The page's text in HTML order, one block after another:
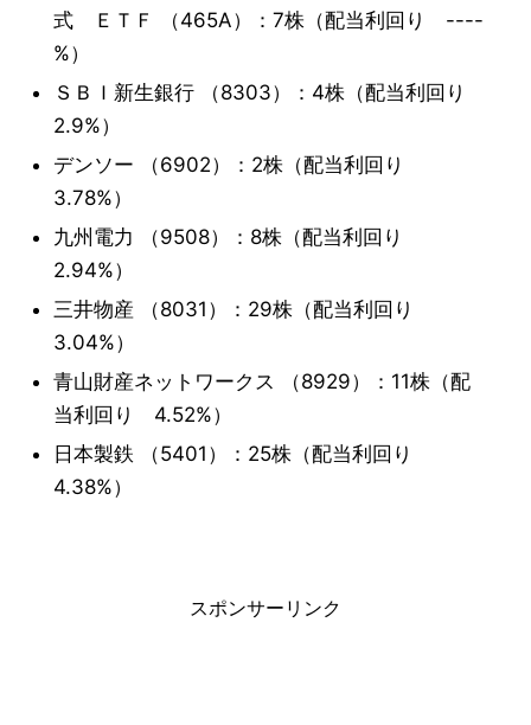
式 ＥＴＦ （465A）：7株（配当利回り ----
%）
ＳＢＩ新生銀行 （8303）：4株（配当利回り
2.9%）
デンソー （6902）：2株（配当利回り
3.78%）
九州電力 （9508）：8株（配当利回り
2.94%）
三井物産 （8031）：29株（配当利回り
3.04%）
青山財産ネットワークス （8929）：11株（配
当利回り 4.52%）
日本製鉄 （5401）：25株（配当利回り
4.38%）
スポンサーリンク